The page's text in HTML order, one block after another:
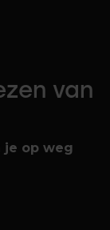
van
je op weg